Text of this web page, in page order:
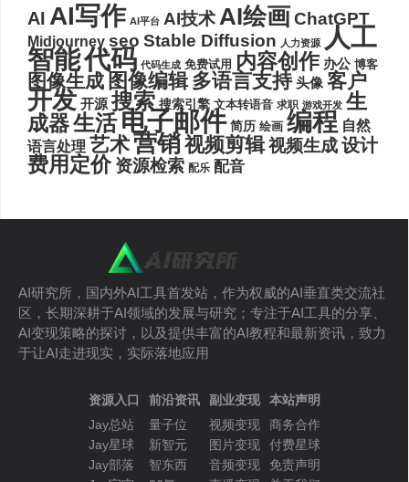
AI AI写作 AI平台 AI技术AI绘画ChatGPT
Midjourney seo Stable Diffusion 人力资源 人工
智能代码 代码生成 免费试用 内容创作 办公 博客
图像生成 图像编辑 多语言支持 头像 客户
开发 开源 搜索 搜索引擎 文本转语音 求职 游戏开发 生
成器生活电子邮件 简历 绘画 编程 自然
语言处理 艺术营销视频剪辑视频生成设计
费用定价 资源检索 配乐 配音
AI研究所，国内外AI工具首发站，作为权威的AI垂直类交流社
区，长期深耕于AI领域的发展与研究；专注于AI工具的分享、
AI变现策略的探讨，以及提供丰富的AI教程和最新资讯，致力
于让AI走进现实，实际落地应用
资源入口
Jay总站
Jay星球
Jay部落
前沿资讯
量子位
新智元
智东西
副业变现
视频变现
图片变现
音频变现
本站声明
商务合作
付费星球
免责声明